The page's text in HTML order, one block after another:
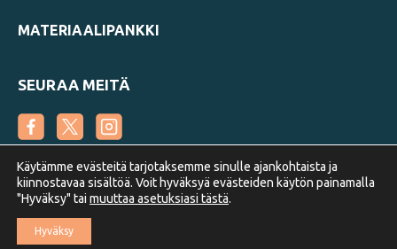
MATERIAALIPANKKI
SEURAA MEITÄ
Suomen Metsäyhdistys
Käytämme evästeitä tarjotaksemme sinulle ajankohtaista ja
kiinnostavaa sisältöä. Voit hyväksyä evästeiden käytön painamalla
"Hyväksy" tai muuttaa asetuksiasi tästä.
Hyväksy